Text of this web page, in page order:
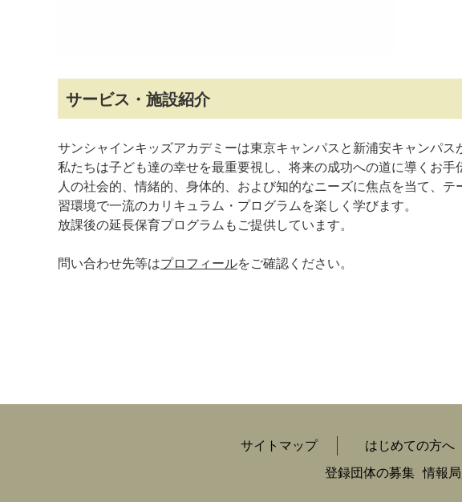
サービス・施設紹介
サンシャインキッズアカデミーは東京キャンパスと新浦安キャンパス
私たちは子ども達の幸せを最重要視し、将来の成功への道に導くお
人の社会的、情緒的、身体的、および知的なニーズに焦点を当て、
習環境で一流のカリキュラム・プログラムを楽しく学びます。
放課後の延長保育プログラムもご提供しています。
問い合わせ先等はプロフィールをご確認ください。
サイトマップ はじめての方へ
登録団体の募集 情報